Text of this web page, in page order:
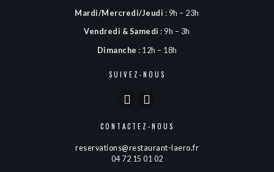
Mardi/Mercredi/Jeudi : 9h – 23h
Vendredi & Samedi : 9h – 3h
Dimanche : 12h – 18h
SUIVEZ-NOUS
CONTACTEZ-NOUS
reservations@restaurant-laero.fr
04 72 15 01 02